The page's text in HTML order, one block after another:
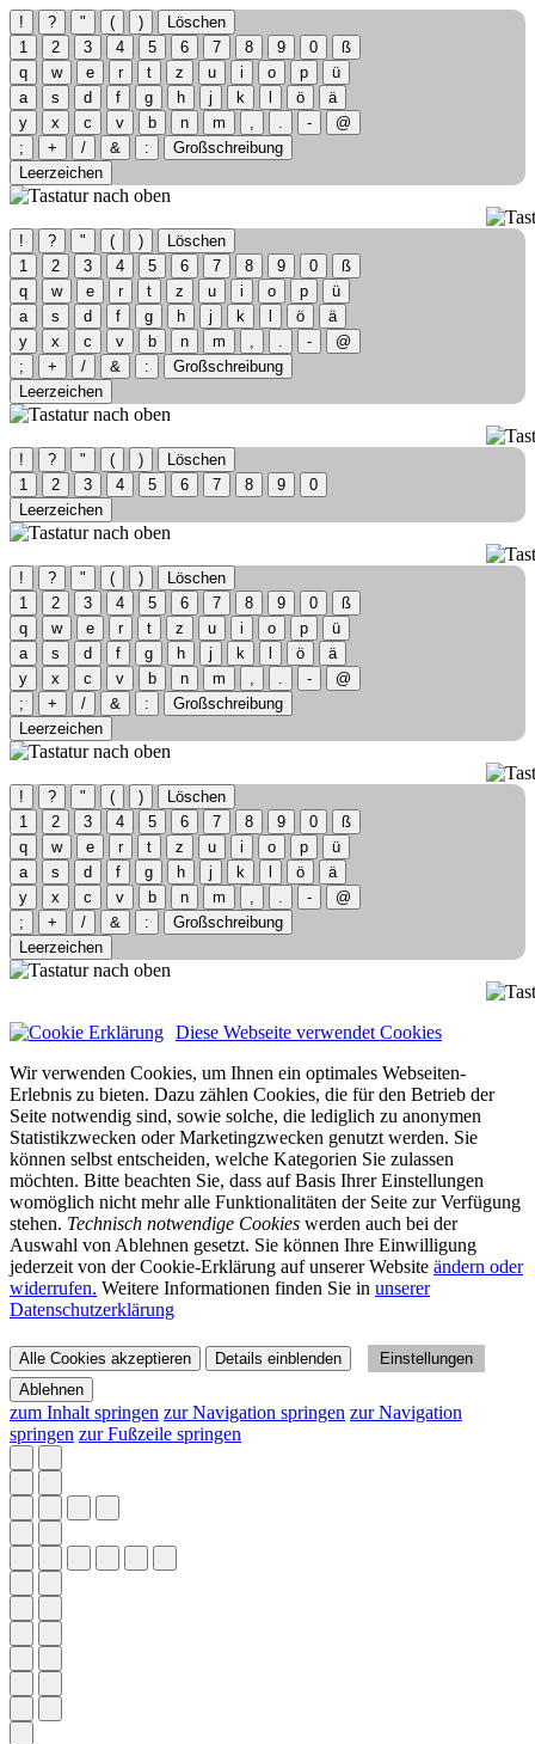
! ? " ( )
Löschen
1
2 3 4 5 6 7 8 9 0
ß
q
w e r t z u i o p
ü
a
s d f g h j k ö
ä
y
x c v b n m , . -
@
;
+ / & :
Großschreibung
Leerzeichen
! ? " ( )
Löschen
1
2 3 4 5 6 7 8 9 0
ß
q
w e r t z u i o p
ü
a
s d f g h j k ö
ä
y
x c v b n m , . -
@
;
+ / & :
Großschreibung
Leerzeichen
! ? " ( )
Löschen
1
2 3 4 5 6 7 8 9
0
Leerzeichen
! ? " ( )
Löschen
1
2 3 4 5 6 7 8 9 0
ß
q
w e r t z u i o p
ü
a
s d f g h j k ö
ä
y
x c v b n m , . -
@
;
+ / & :
Großschreibung
Leerzeichen
! ? " ( )
Löschen
1
2 3 4 5 6 7 8 9 0
ß
q
w e r t z u i o p
ü
a
s d f g h j k ö
ä
y
x c v b n m , . -
@
;
+ / & :
Großschreibung
Leerzeichen
Diese Webseite verwendet Cookies
Wir verwenden Cookies, um Ihnen ein optimales Webseiten-
Erlebnis zu bieten. Dazu zählen Cookies, die für den Betrieb der
Seite notwendig sind, sowie solche, die lediglich zu anonymen
Statistikzwecken oder Marketingzwecken genutzt werden. Sie
können selbst entscheiden, welche Kategorien Sie zulassen
möchten. Bitte beachten Sie, dass auf Basis Ihrer Einstellungen
womöglich nicht mehr alle Funktionalitäten der Seite zur Verfügung
stehen. Technisch notwendige Cookies werden auch bei der
Auswahl von Ablehnen gesetzt. Sie können Ihre Einwilligung
jederzeit von der Cookie-Erklärung auf unserer Website ändern oder
widerrufen. Weitere Informationen finden Sie in unserer
Datenschutzerklärung
Alle Cookies akzeptieren Details einblenden
Einstellungen
Ablehnen
zum Inhalt springen zur Navigation springen zur Navigation
springen zur Fußzeile springen